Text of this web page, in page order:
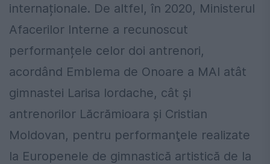
internaționale. De altfel, în 2020, Ministerul
Afacerilor Interne a recunoscut
performanțele celor doi antrenori,
acordând Emblema de Onoare a MAI atât
gimnastei Larisa Iordache, cât şi
antrenorilor Lăcrămioara şi Cristian
Moldovan, pentru performanţele realizate
la Europenele de gimnastică artistică de la